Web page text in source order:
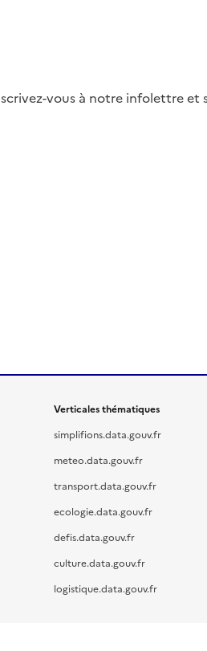
vous à notre infolettre et
Verticales thématiques
simplifions.data.gouv.fr
meteo.data.gouv.fr
transport.data.gouv.fr
ecologie.data.gouv.fr
defis.data.gouv.fr
culture.data.gouv.fr
logistique.data.gouv.fr